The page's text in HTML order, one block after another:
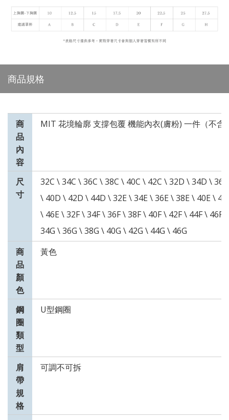
商品規格
商
品
內
容
MIT 花境輪廓 支撐包覆 機能內衣(膚粉) 一件（不含
尺
寸
32C \ 34C \ 36C \ 38C \ 40C \ 42C \ 32D \ 34D \
\ 40D \ 42D \ 44D \ 32E \ 34E \ 36E \ 38E \ 40E \
\ 46E \ 32F \ 34F \ 36F \ 38F \ 40F \ 42F \ 44F \ 46F
34G \ 36G \ 38G \ 40G \ 42G \ 44G \ 46G
商
品
顏
色
黃色
鋼
圈
類
型
U型鋼圈
肩
帶
規
格
可調不可拆